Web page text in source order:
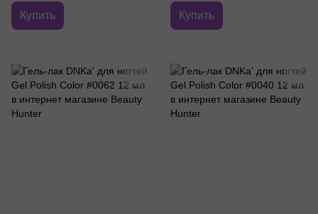
Купить Купить